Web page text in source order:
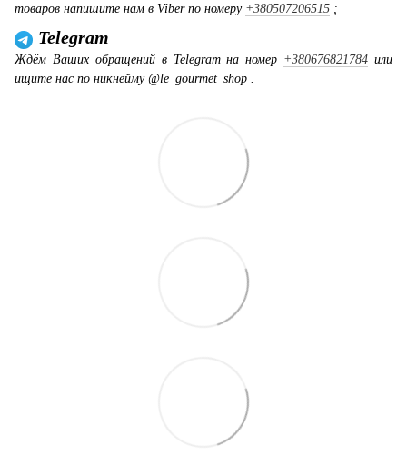
товаров напишите нам в Viber по номеру +380507206515 ;
Telegram
Ждём Ваших обращений в Telegram на номер +380676821784 или
ищите нас по никнейму @le_gourmet_shop .